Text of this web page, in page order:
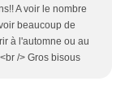
A voir le nombre
beaucoup de
à l'automne ou au
/> Gros bisous